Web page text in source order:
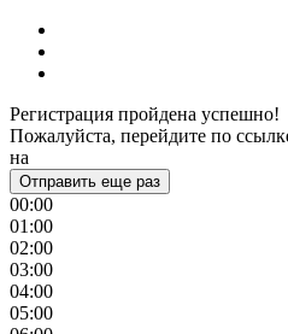
Регистрация пройдена успешно!
Пожалуйста, перейдите по
на
Отправить еще раз
00:00
01:00
02:00
03:00
04:00
05:00